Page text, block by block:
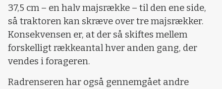
37,5 cm – en halv majsrække – til den ene side,
så traktoren kan skræve over tre majsrækker.
Konsekvensen er, at der så skiftes mellem
forskelligt rækkeantal hver anden gang, der
vendes i forageren.
Radrenseren har også gennemgået andre